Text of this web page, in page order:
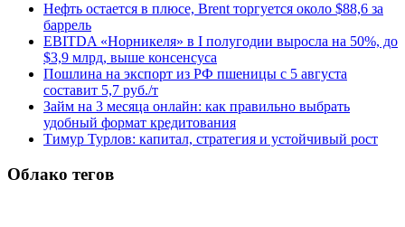
Нефть остается в плюсе, Brent торгуется около $88,6 за
баррель
EBITDA «Норникеля» в I полугодии выросла на 50%, до
$3,9 млрд, выше консенсуса
Пошлина на экспорт из РФ пшеницы с 5 августа
составит 5,7 руб./т
Займ на 3 месяца онлайн: как правильно выбрать
удобный формат кредитования
Тимур Турлов: капитал, стратегия и устойчивый рост
Облако тегов